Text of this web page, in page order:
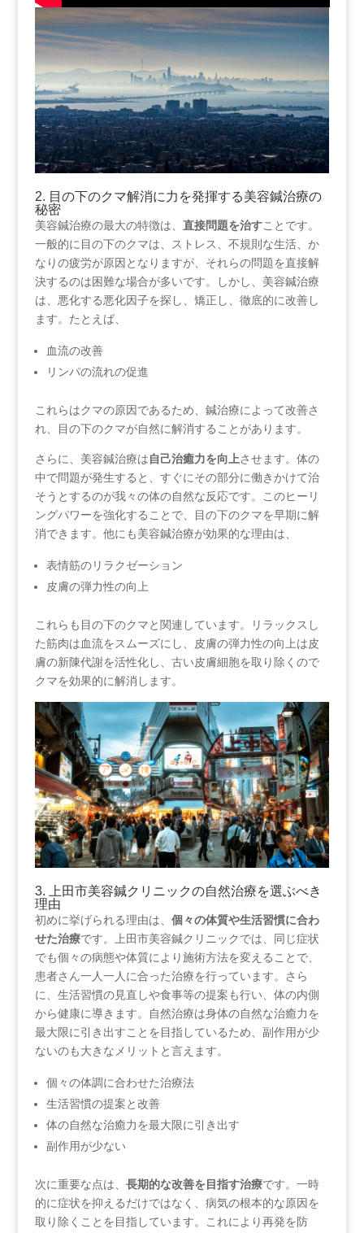
2. 目の下のクマ解消に力を発揮する美容鍼治療の
秘密
美容鍼治療の最大の特徴は、 直接問題を治すことです。
一般的に目の下のクマは、ストレス、不規則な生活、か
なりの疲労が原因となりますが、それらの問題を直接解
決するのは困難な場合が多いです。しかし、美容鍼治療
は、悪化する悪化因子を探し、矯正し、徹底的に改善し
ます。たとえば、
血流の改善
リンパの流れの促進
これらはクマの原因であるため、鍼治療によって改善さ
れ、目の下のクマが自然に解消することがあります。
さらに、美容鍼治療は自己治癒力を向上させます。体の
中で問題が発生すると、すぐにその部分に働きかけて治
そうとするのが我々の体の自然な反応です。このヒーリ
ングパワーを強化することで、目の下のクマを早期に解
消できます。他にも美容鍼治療が効果的な理由は、
表情筋のリラクゼーション
皮膚の弾力性の向上
これらも目の下のクマと関連しています。リラックスし
た筋肉は血流をスムーズにし、皮膚の弾力性の向上は皮
膚の新陳代謝を活性化し、古い皮膚細胞を取り除くので
クマを効果的に解消します。
3. 上田市美容鍼クリニックの自然治療を選ぶべき
理由
初めに挙げられる理由は、 個々の体質や生活習慣に合わ
せた治療です。上田市美容鍼クリニックでは、同じ症状
でも個々の病態や体質により施術方法を変えることで、
患者さん一人一人に合った治療を行っています。さら
に、生活習慣の見直しや食事等の提案も行い、体の内側
から健康に導きます。自然治療は身体の自然な治癒力を
最大限に引き出すことを目指しているため、副作用が少
ないのも大きなメリットと言えます。
個々の体調に合わせた治療法
生活習慣の提案と改善
体の自然な治癒力を最大限に引き出す
副作用が少ない
次に重要な点は、 長期的な改善を目指す治療です。一時
的に症状を抑えるだけではなく、病気の根本的な原因を
取り除くことを目指しています。これにより再発を防